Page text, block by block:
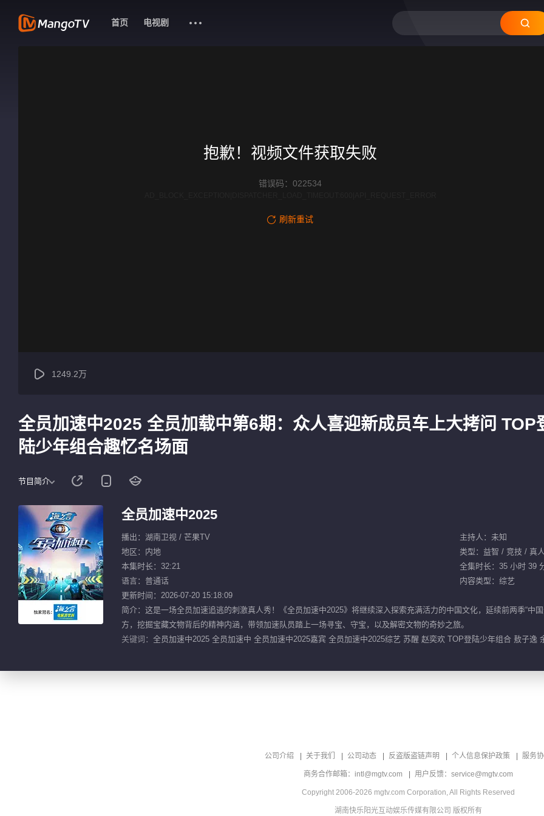
首页 电视剧
抱歉！视频文件获取失败
错误码：022534
刷新重试
1249.2万
全员加速中2025 全员加载中第6期：众人喜迎新成员车上大拷问 TOP
陆少年组合趣忆名场面
节目简介
全员加速中2025
播出：湖南卫视 / 芒果TV
主持人：未知
地区：内地
类型：益智 / 竞技 / 真
本集时长：32:21
全集时长：35 小时 39
语言：普通话
内容类型：综艺
更新时间：2026-07-20 15:18:09
简介：这是一场全员加速追逃的刺激真人秀！《全员加速中2025》将继续深入探索充满活力的中国文化，延续前两季“中
方，挖掘宝藏文物背后的精神内涵，带领加速队员踏上一场寻宝、守宝，以及解密文物的奇妙之旅。
关键词： 全员加速中2025 全员加速中 全员加速中2025嘉宾 全员加速中2025综艺 苏醒 赵奕欢 TOP登陆少年组合 敖子
公司介绍 关于我们 公司动态 反盗版盗链声明 个人信息保护政策 服务
商务合作邮箱：intl@mgtv.com 用户反馈：service@mgtv.com
Copyright 2006-2026 mgtv.com Corporation, All Rights Reserved
湖南快乐阳光互动娱乐传媒有限公司 版权所有